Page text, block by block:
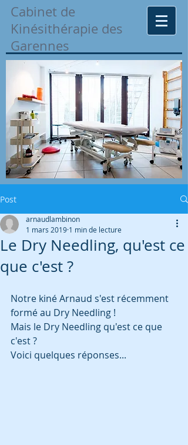
Cabinet de
Kinésithérapie des
Garennes
Post
Le Dry Needling, qu'est ce
que c'est ?
arnaudlambinon
1 mars 2019 1 min de lecture
Notre kiné Arnaud s'est récemment
formé au Dry Needling !
Mais le Dry Needling qu'est ce que
c'est ?
Voici quelques réponses...